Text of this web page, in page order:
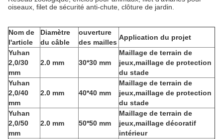
oiseaux, filet de sécurité anti-chute, clôture de jardin.
Nom de
l'article
Diamètre
du câble
ouverture
des mailles
Application du projet
Yuhan
2,0/30
mm
2.0 mm 30*30 mm
Maillage de terrain de
jeux,maillage de protection
du stade
Yuhan
2,0/40
mm
2.0 mm 40*40 mm
Maillage de terrain de
jeux,maillage de protection
du stade
Yuhan
2,0/50
mm
2.0 mm 50*50 mm
Maillage de terrain de
jeux,maillage décoratif
intérieur